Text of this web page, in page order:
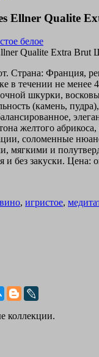
Ellner Qualite
белое
Страна: Франция,
в течении не менее
шкурки,
(камень,
желтого
соломенные
мягкими и
и без закуски.
вино, игристое,
коллекции.